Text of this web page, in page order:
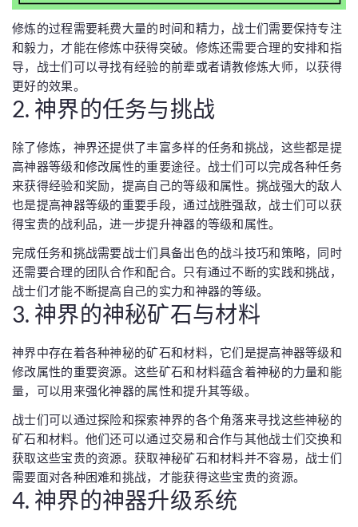
修炼的过程需要耗费大量的时间和精力，战士们需要保持专注
和毅力，才能在修炼中获得突破。修炼还需要合理的安排和指
导，战士们可以寻找有经验的前辈或者请教修炼大师，以获得
更好的效果。
2. 神界的任务与挑战
除了修炼，神界还提供了丰富多样的任务和挑战，这些都是提
高神器等级和修改属性的重要途径。战士们可以完成各种任务
来获得经验和奖励，提高自己的等级和属性。挑战强大的敌人
也是提高神器等级的重要手段，通过战胜强敌，战士们可以获
得宝贵的战利品，进一步提升神器的等级和属性。
完成任务和挑战需要战士们具备出色的战斗技巧和策略，同时
还需要合理的团队合作和配合。只有通过不断的实践和挑战，
战士们才能不断提高自己的实力和神器的等级。
3. 神界的神秘矿石与材料
神界中存在着各种神秘的矿石和材料，它们是提高神器等级和
修改属性的重要资源。这些矿石和材料蕴含着神秘的力量和能
量，可以用来强化神器的属性和提升其等级。
战士们可以通过探险和探索神界的各个角落来寻找这些神秘的
矿石和材料。他们还可以通过交易和合作与其他战士们交换和
获取这些宝贵的资源。获取神秘矿石和材料并不容易，战士们
需要面对各种困难和挑战，才能获得这些宝贵的资源。
4. 神界的神器升级系统